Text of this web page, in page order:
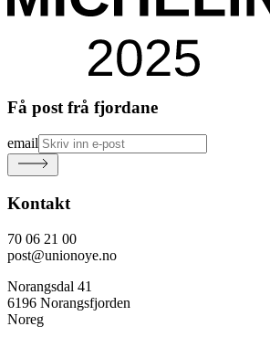
Få post frå fjordane
email
Kontakt
70 06 21 00
post@unionoye.no
Norangsdal 41
6196 Norangsfjorden
Noreg